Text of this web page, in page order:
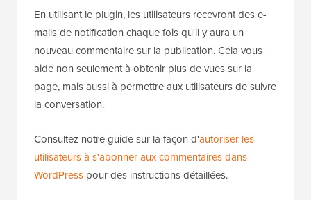
En utilisant le plugin, les utilisateurs recevront des e-
mails de notification chaque fois qu'il y aura un
nouveau commentaire sur la publication. Cela vous
aide non seulement à obtenir plus de vues sur la
page, mais aussi à permettre aux utilisateurs de suivre
la conversation.
Consultez notre guide sur la façon d'autoriser les
utilisateurs à s'abonner aux commentaires dans
WordPress pour des instructions détaillées.